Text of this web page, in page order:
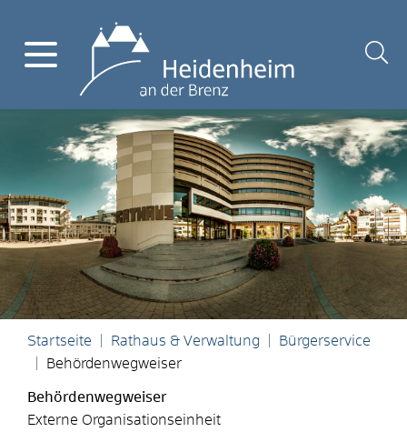
Startseite Rathaus & Verwaltung
Bürgerservice
Behördenwegweiser
Behördenwegweiser
Externe Organisationseinheit